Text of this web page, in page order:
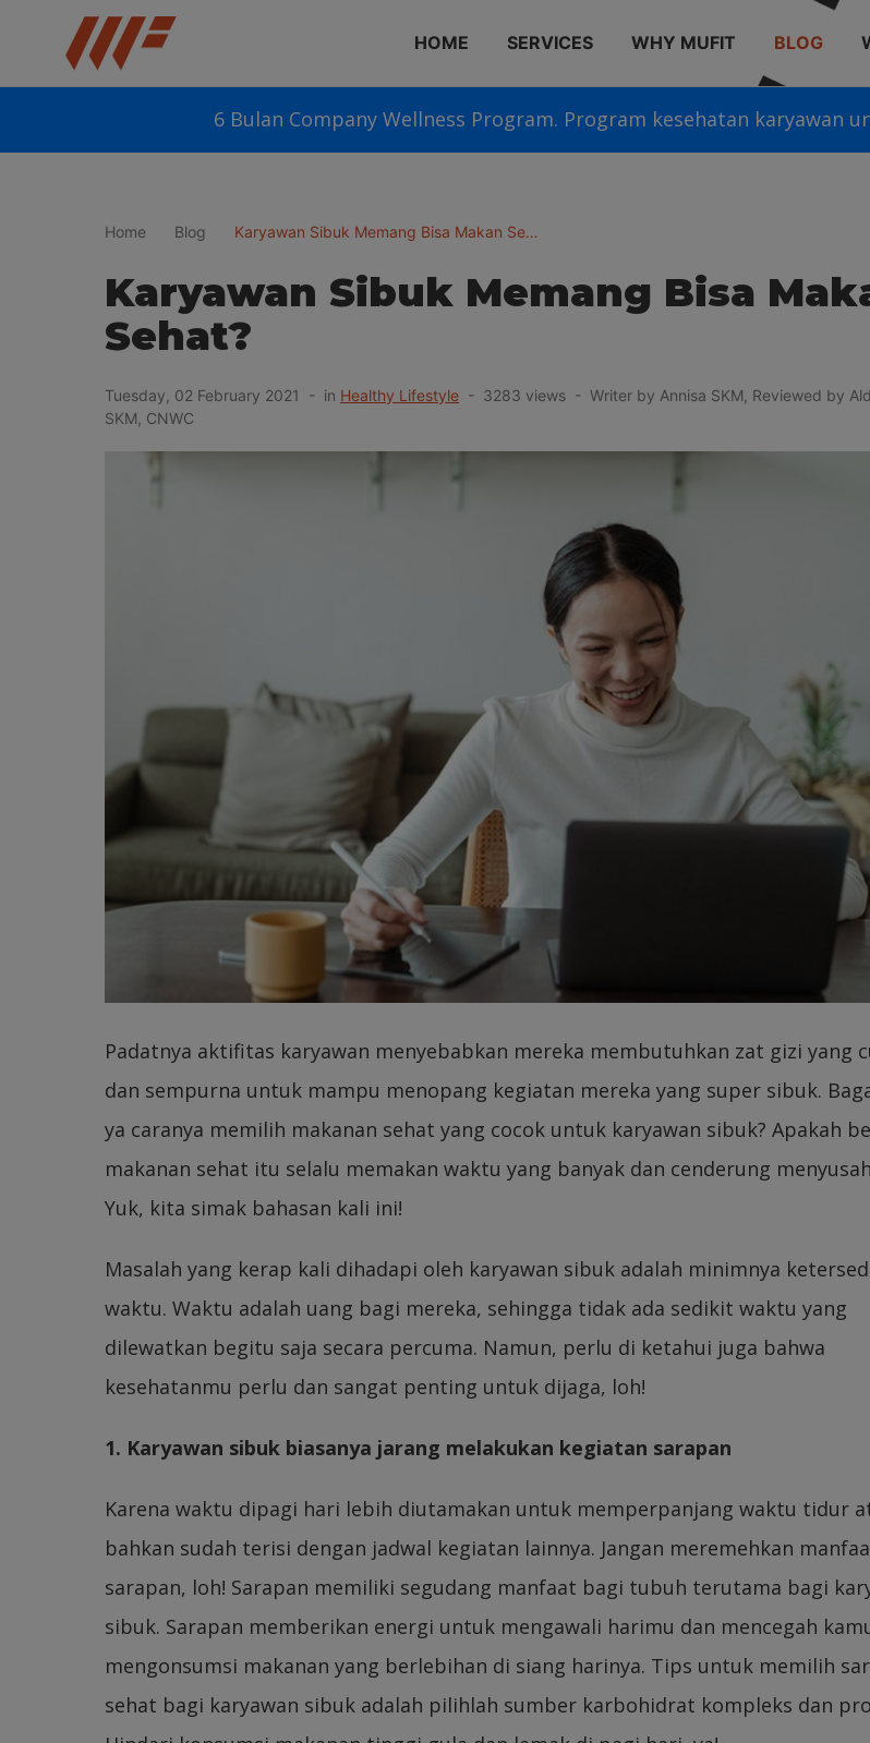
6 Bulan Company Wellness Program. Program kesehatan karyawan
HOME SERVICES WHY MUFIT BLOG
Home Blog Karyawan Sibuk Memang Bisa Makan Se…
Karyawan Sibuk Memang Bisa
Sehat?
Tuesday, 02 February 2021 - in Healthy Lifestyle - 3283 views - Writer by Annisa SKM, Reviewed by
SKM, CNWC
Padatnya aktifitas karyawan menyebabkan mereka membutuhkan zat gizi yang
dan sempurna untuk mampu menopang kegiatan mereka yang super sibuk.
ya caranya memilih makanan sehat yang cocok untuk karyawan sibuk? Apakah
makanan sehat itu selalu memakan waktu yang banyak dan cenderung
Yuk, kita simak bahasan kali ini!
Masalah yang kerap kali dihadapi oleh karyawan sibuk adalah minimnya
waktu. Waktu adalah uang bagi mereka, sehingga tidak ada sedikit waktu yang
dilewatkan begitu saja secara percuma. Namun, perlu di ketahui juga bahwa
kesehatanmu perlu dan sangat penting untuk dijaga, loh!
1. Karyawan sibuk biasanya jarang melakukan kegiatan sarapan
Karena waktu dipagi hari lebih diutamakan untuk memperpanjang waktu tidur
bahkan sudah terisi dengan jadwal kegiatan lainnya. Jangan meremehkan
sarapan, loh! Sarapan memiliki segudang manfaat bagi tubuh terutama bagi
sibuk. Sarapan memberikan energi untuk mengawali harimu dan mencegah
mengonsumsi makanan yang berlebihan di siang harinya. Tips untuk memilih
sehat bagi karyawan sibuk adalah pilihlah sumber karbohidrat kompleks dan